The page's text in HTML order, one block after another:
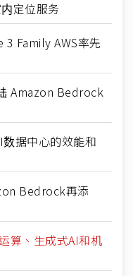
定位服务
Family AWS率先
Amazon Bedrock
据中心的效能和
Bedrock再添
算、生成式AI和机